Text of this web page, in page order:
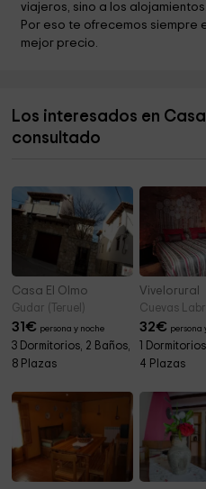
Iglesia Parroquial de Santa
Ermita de San Roque
Parròquia de les Neus
Ayuntamiento de la Mata de
viajeros, sino a los alojamientos.
Por eso te ofrecemos siempre
mejor precio.
Los interesados en
consultado
Casa El Olmo
Gudar (Teruel)
31€ persona y noche
3 Dormitorios, 2 Baños,
8 Plazas
Vivelorural
Cuevas
32€ persona
1
4 Plazas